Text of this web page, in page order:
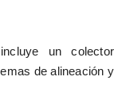
un colector
de alineación y